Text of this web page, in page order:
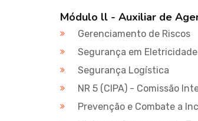
Módulo ll - Auxiliar de
Gerenciamento de Riscos
Segurança em Eletricidade
Segurança Logística
NR 5 (CIPA) - Comissão
Prevenção e Combate a